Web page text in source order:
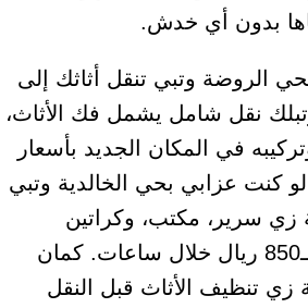
بدون أي خدش.
الروضة وتبي تنقل أثاثك إلى
نقل شامل يشمل فك الأثاث،
في المكان الجديد بأسعار
ريال. لو كنت عزابي بحي الخالدية وتبي
زي سرير، مكتب، وكراتين
ملابس، نقدر ننقلها بـ850 ريال خلال ساعات. كمان
زي تنظيف الأثاث قبل النقل